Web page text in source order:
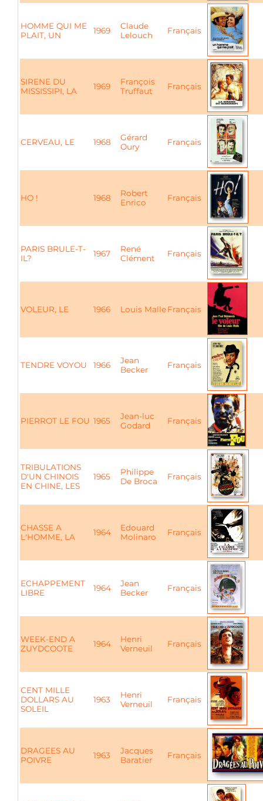
HOMME QUI ME
PLAIT, UN
1969
Claude
Lelouch
Français
SIRENE DU
MISSISSIPI, LA
1969
François
Truffaut
Français
CERVEAU, LE 1968
Gérard
Oury
Français
HO ! 1968
Robert
Enrico
Français
PARIS BRULE-T-
IL?
1967
René
Clément
Français
VOLEUR, LE 1966 Louis MalleFrançais
TENDRE VOYOU 1966
Jean
Becker
Français
PIERROT LE FOU 1965
Jean-luc
Godard
Français
TRIBULATIONS
D'UN CHINOIS
EN CHINE, LES
1965
Philippe
De Broca
Français
CHASSE A
L'HOMME, LA
1964
Edouard
Molinaro
Français
ECHAPPEMENT
LIBRE
1964
Jean
Becker
Français
WEEK-END A
ZUYDCOOTE
1964
Henri
Verneuil
Français
CENT MILLE
DOLLARS AU
SOLEIL
1963
Henri
Verneuil
Français
DRAGEES AU
POIVRE
1963
Jacques
Baratier
Français